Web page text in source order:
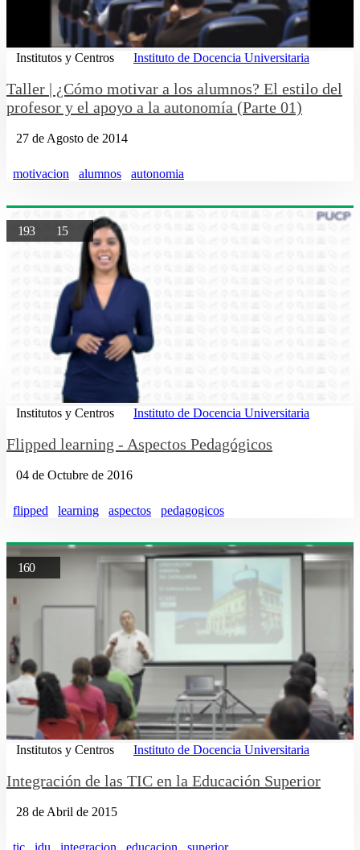
Institutos y Centros Instituto de Docencia Universitaria
Taller | ¿Cómo motivar a los alumnos? El estilo del
profesor y el apoyo a la autonomía (Parte 01)
27 de Agosto de 2014
motivacion alumnos autonomia
193 15
Institutos y Centros Instituto de Docencia Universitaria
Flipped learning - Aspectos Pedagógicos
04 de Octubre de 2016
flipped learning aspectos pedagogicos
160
Institutos y Centros Instituto de Docencia Universitaria
Integración de las TIC en la Educación Superior
28 de Abril de 2015